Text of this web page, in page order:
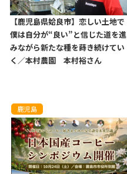
【鹿児島県姶良市】恋しい土地で
僕は自分が“良い”と信じた道を進
みながら新たな種を蒔き続けてい
く／本村農園 本村裕さん
鹿児島